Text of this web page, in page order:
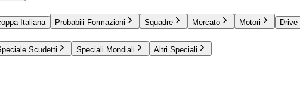
Italiana Probabili Formazioni Squadre Mercato Motori Drive
Scudetti Speciali Mondiali Altri Speciali